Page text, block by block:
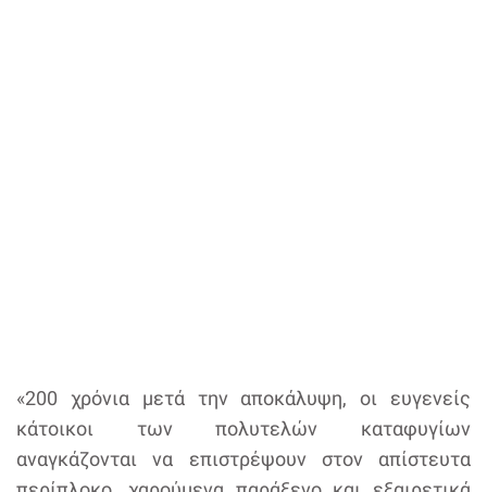
«200 χρόνια μετά την αποκάλυψη, οι ευγενείς
κάτοικοι των πολυτελών καταφυγίων
αναγκάζονται να επιστρέψουν στον απίστευτα